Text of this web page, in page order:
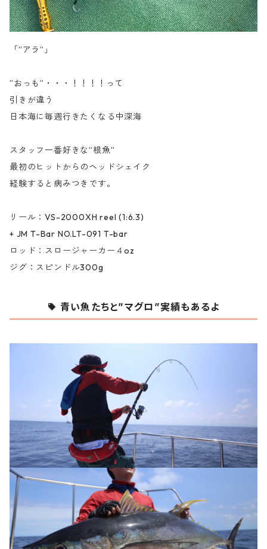
「”アラ”」
”おっも”・・・！！！！って
引きが違う
日本海に毎週行きたくなる中深海
スタッフ一番好きな”根魚”
最初のヒットからのヘッドシェイク
経験すると病みつきです。
リール：VS-2000XH reel (1:6.3)
+ JM T-Bar NO.LT-091 T-bar
ロッド：スロージャーカー４oz
ジグ：スピンドル300g
青い魚たちと”マグロ”実績もあるよ